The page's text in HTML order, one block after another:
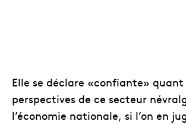
Elle se déclare «confiante»
perspectives de ce secteur
l’économie nationale, si l’on en